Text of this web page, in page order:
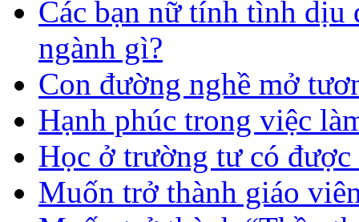
Các bạn nữ tính tình dịu
ngành gì?
Con đường nghề mở
Hạnh phúc trong việc
Học ở trường tư có
Muốn trở thành giáo